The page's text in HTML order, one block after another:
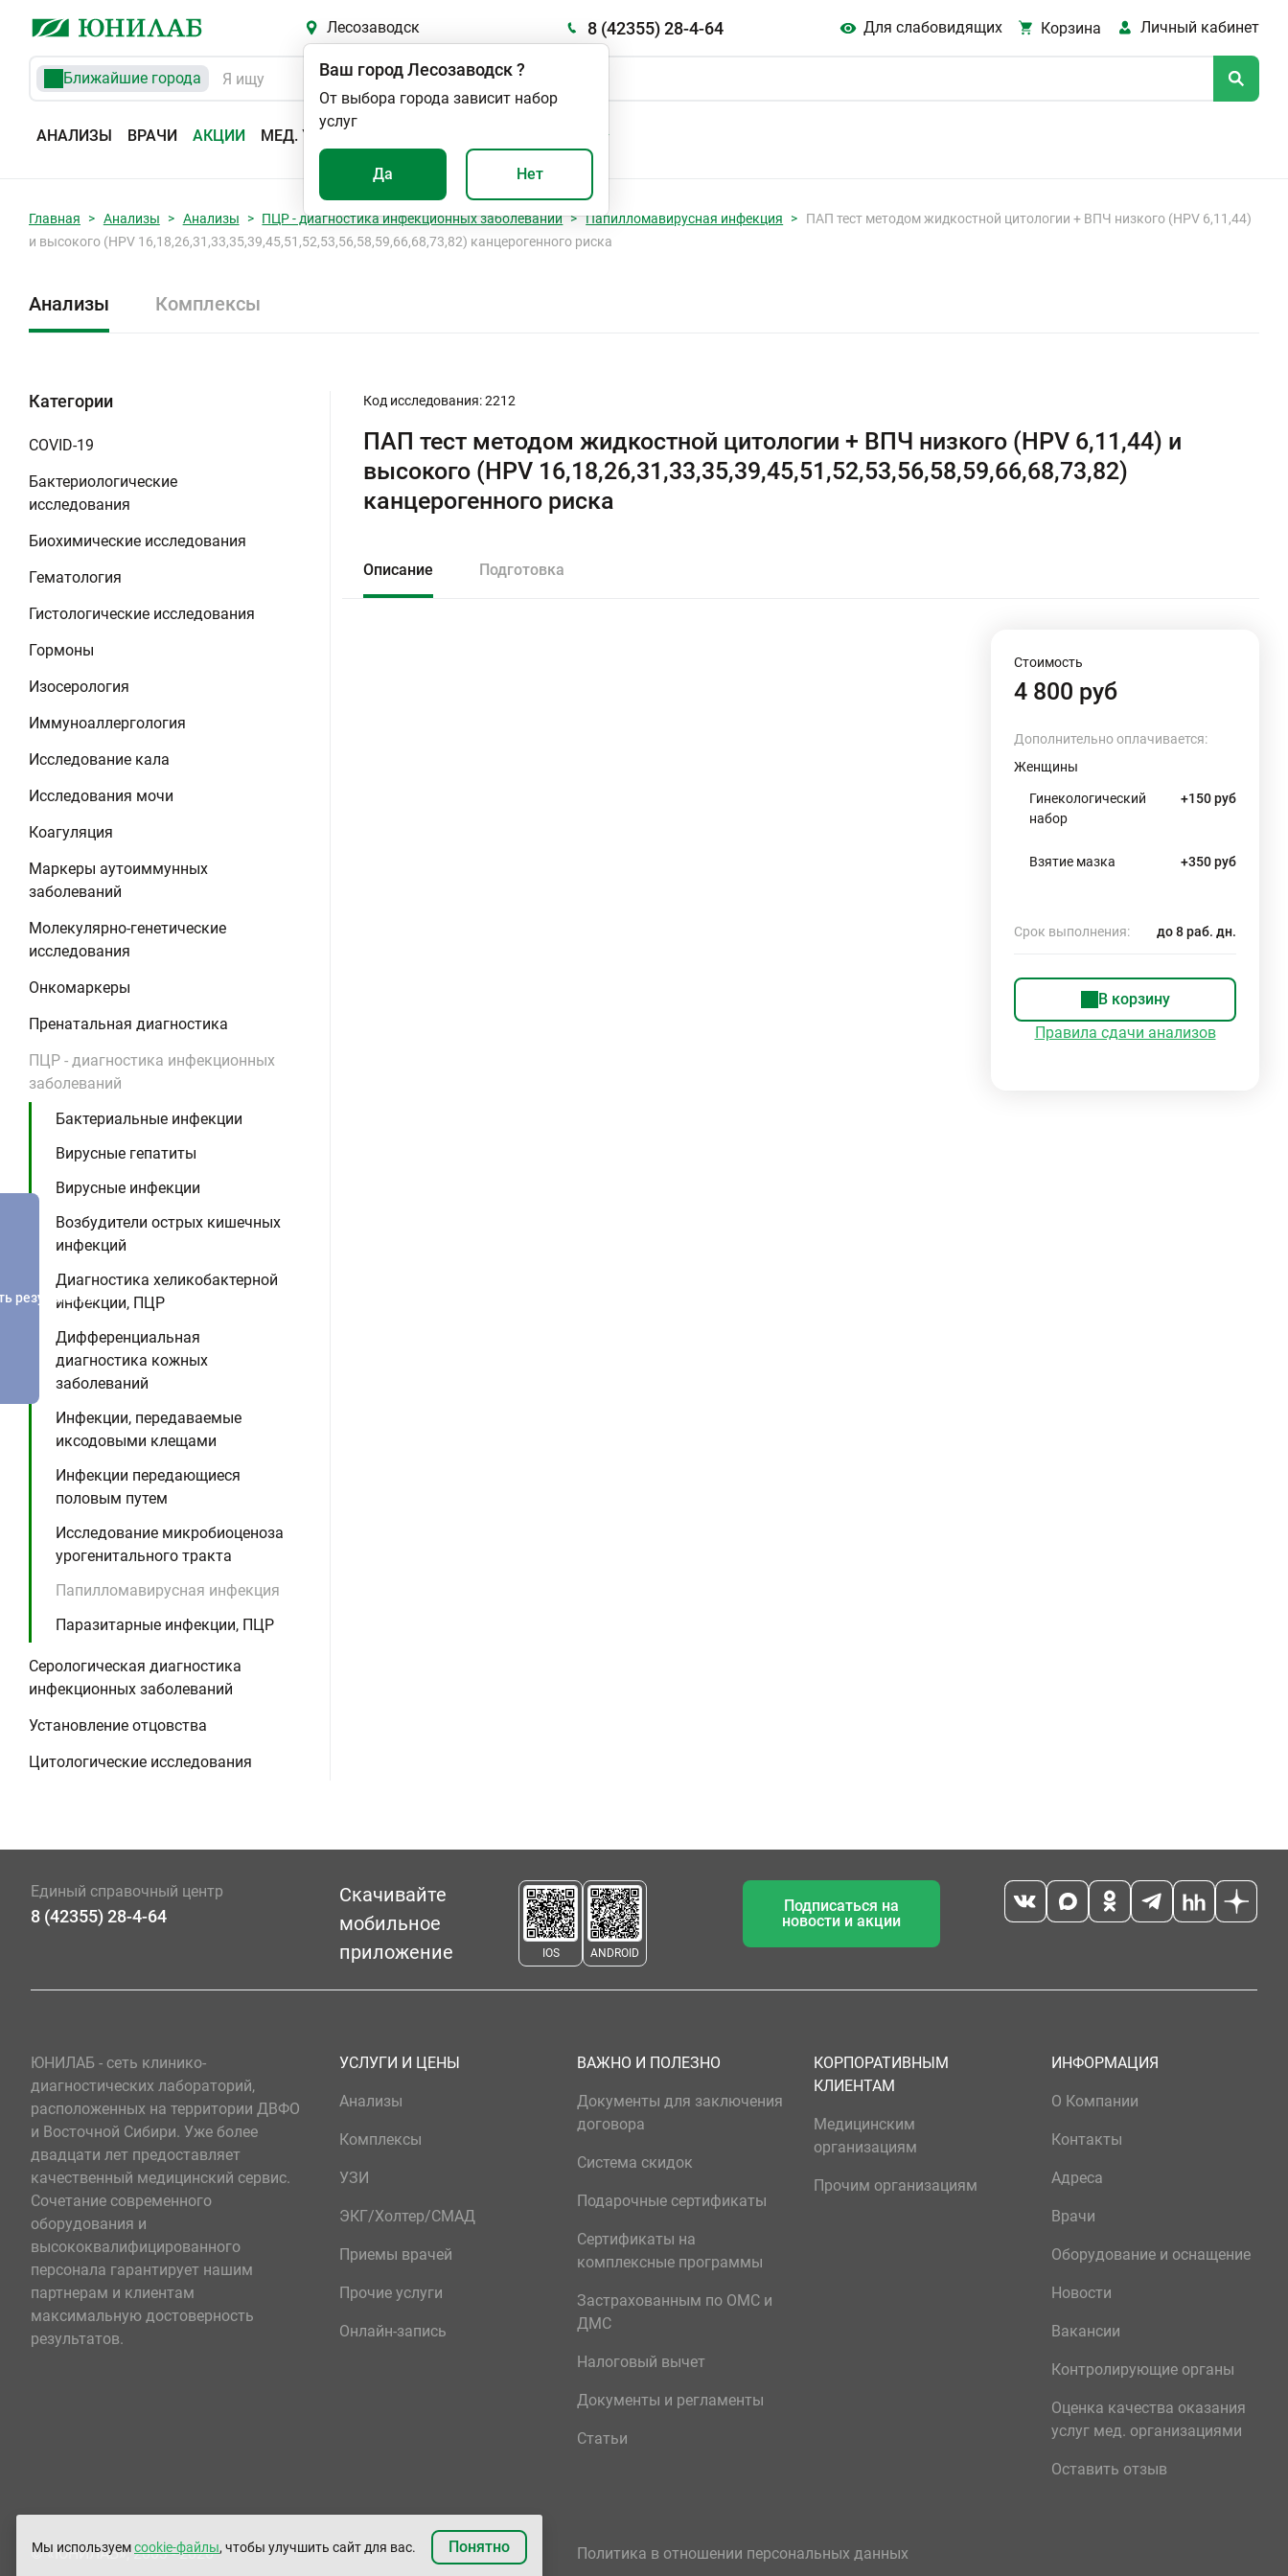
Лесозаводск 8 (42355) 28-4-64 Для слабовидящих Корзина Личный кабинет
Ближайшие города
АНАЛИЗЫ ВРАЧИ АКЦИИ МЕД. УСЛУГИ
Ваш городЛесозаводск?
От выбора города зависит набор
услуг
Да Нет
Главная Анализы Анализы ПЦР - диагностика инфекционных заболеваний Папилломавирусная инфекция
ПАП тест методом жидкостной цитологии + ВПЧ низкого (HPV 6,11,44)
и высокого (HPV 16,18,26,31,33,35,39,45,51,52,53,56,58,59,66,68,73,82) канцерогенного риска
Анализы Комплексы
Категории
COVID-19
Бактериологические
исследования
Биохимические исследования
Гематология
Гистологические исследования
Гормоны
Изосерология
Иммуноаллергология
Исследование кала
Исследования мочи
Коагуляция
Маркеры аутоиммунных
заболеваний
Молекулярно-генетические
исследования
Онкомаркеры
Пренатальная диагностика
ПЦР - диагностика инфекционных
заболеваний
Бактериальные инфекции
Вирусные гепатиты
Вирусные инфекции
Возбудители острых кишечных
инфекций
Диагностика хеликобактерной
инфекции, ПЦР
Дифференциальная
диагностика кожных
заболеваний
Инфекции, передаваемые
иксодовыми клещами
Инфекции передающиеся
половым путем
Исследование микробиоценоза
урогенитального тракта
Папилломавирусная инфекция
Паразитарные инфекции, ПЦР
Серологическая диагностика
инфекционных заболеваний
Установление отцовства
Цитологические исследования
Код исследования: 2212
ПАП тест методом жидкостной цитологии + ВПЧ низкого (HPV 6,11,44) и
высокого (HPV 16,18,26,31,33,35,39,45,51,52,53,56,58,59,66,68,73,82)
канцерогенного риска
Описание Подготовка
Стоимость
4 800 руб
Дополнительно оплачивается:
Женщины
Гинекологический
набор
+150 руб
Взятие мазка +350 руб
Срок выполнения: до 8 раб. дн.
В корзину
Правила сдачи анализов
результатов
Единый справочный центр
8 (42355) 28-4-64
Скачивайте
мобильное
приложение
IOS ANDROID
Подписаться на
новости и акции
ЮНИЛАБ - сеть клинико-
диагностических лабораторий,
расположенных на территории ДВФО
и Восточной Сибири. Уже более
двадцати лет предоставляет
качественный медицинский сервис.
Сочетание современного
оборудования и
высококвалифицированного
персонала гарантирует нашим
партнерам и клиентам
максимальную достоверность
результатов.
УСЛУГИ И ЦЕНЫ
Анализы
Комплексы
УЗИ
ЭКГ/Холтер/СМАД
Приемы врачей
Прочие услуги
Онлайн-запись
ВАЖНО И ПОЛЕЗНО
Документы для заключения
договора
Система скидок
Подарочные сертификаты
Сертификаты на
комплексные программы
Застрахованным по ОМС и
ДМС
Налоговый вычет
Документы и регламенты
Статьи
КОРПОРАТИВНЫМ
КЛИЕНТАМ
Медицинским
организациям
Прочим организациям
ИНФОРМАЦИЯ
О Компании
Контакты
Адреса
Врачи
Оборудование и оснащение
Новости
Вакансии
Контролирующие органы
Оценка качества оказания
услуг мед. организациями
Оставить отзыв
© «ЮНИЛАБ», 2003 - 2026 Политика в отношении персональных данных
Мы используемcookie-файлы, чтобы улучшить сайт для вас. Понятно